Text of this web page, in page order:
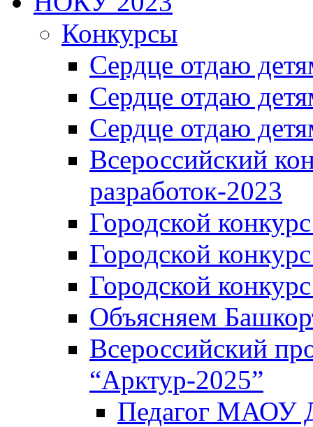
Конкурсы
Сердце отдаю
Сердце отдаю
Сердце отдаю
Всероссийский
разработок-2023
Городской
Городской
Городской
Объясняем
Всероссийский
“Арктур-2025”
Педагог МАОУ